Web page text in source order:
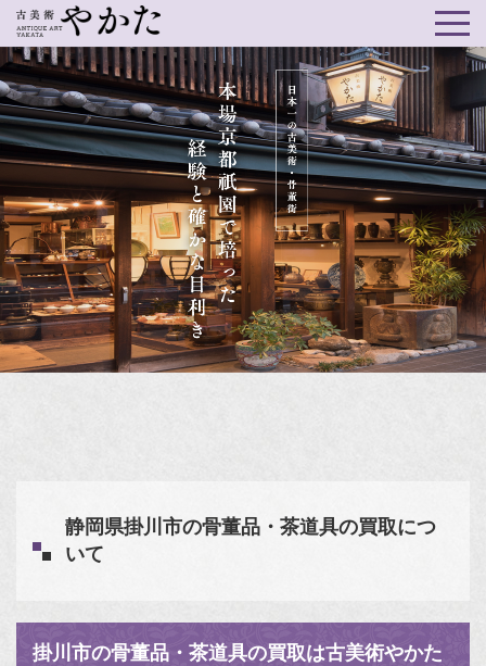
静岡県掛川市の骨董品・茶道具の買取につ
いて
掛川市の骨董品・茶道具の買取は古美術やかた